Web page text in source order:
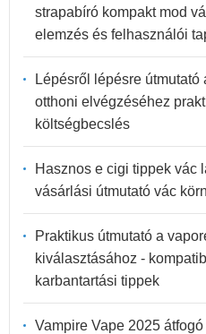
strapabíró kompakt mod
elemzés és felhasználói
Lépésről lépésre
otthoni elvégzéséhez
költségbecslés
Hasznos e cigi tippek vác
vásárlási útmutató vác
Praktikus útmutató a
kiválasztásához -
karbantartási tippek
Vampire Vape 2025